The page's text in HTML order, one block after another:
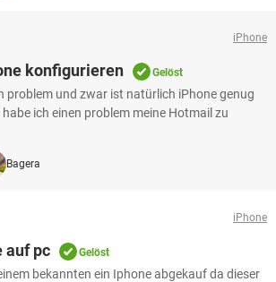
iPhone
konfigurieren Gelöst
problem und zwar ist natürlich iPhone genug
ich einen problem meine Hotmail zu
Bagera
iPhone
auf pc Gelöst
bekannten ein Iphone abgekauf da dieser